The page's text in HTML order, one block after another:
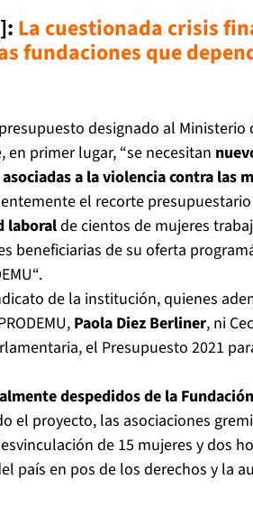
La cuestionada crisis
fundaciones que
designado al Ministerio
en primer lugar, “se necesitan
a la violencia contra las
el recorte
laboralde cientos de mujeres
beneficiarias de su oferta
de la institución, quienes
Paola Diez Berliner, ni
el Presupuesto 2021
despedidos de la
el proyecto, las asociaciones
de 15 mujeres y dos
país en pos de los derechos y la